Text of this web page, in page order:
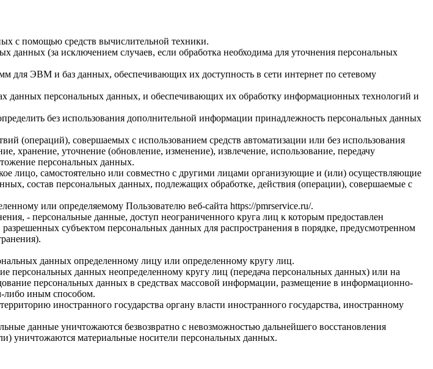
с помощью средств вычислительной техники.
(за исключением случаев, если обработка необходима для уточнения персональных
для ЭВМ и баз данных, обеспечивающих их доступность в сети интернет по сетевому
данных персональных данных, и обеспечивающих их обработку информационных технологий и
без использования дополнительной информации принадлежность персональных данных
(операций), совершаемых с использованием средств автоматизации или без использования
хранение, уточнение (обновление, изменение), извлечение, использование, передачу
персональных данных.
лицо, самостоятельно или совместно с другими лицами организующие и (или) осуществляющие
состав персональных данных, подлежащих обработке, действия (операции), совершаемые с
или определяемому Пользователю веб-сайта https://pmrservice.ru/.
- персональные данные, доступ неограниченного круга лиц к которым предоставлен
субъектом персональных данных для распространения в порядке, предусмотренном
данных определенному лицу или определенному кругу лиц.
персональных данных неопределенному кругу лиц (передача персональных данных) или на
персональных данных в средствах массовой информации, размещение в информационно-
либо иным способом.
иностранного государства органу власти иностранного государства, иностранному
данные уничтожаются безвозвратно с невозможностью дальнейшего восстановления
уничтожаются материальные носители персональных данных.